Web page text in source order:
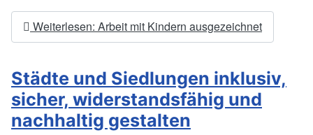
Weiterlesen: Arbeit mit Kindern ausgezeichnet
Städte und Siedlungen inklusiv,
sicher, widerstandsfähig und
nachhaltig gestalten